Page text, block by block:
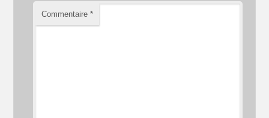
Commentaire*